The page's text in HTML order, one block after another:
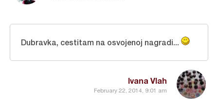
Ivana Vlah
February 22, 2014, 9:01 am
Dubravka, cestitam na osvojenoj nagradi...